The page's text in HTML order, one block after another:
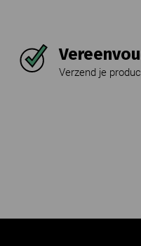
Verzend je